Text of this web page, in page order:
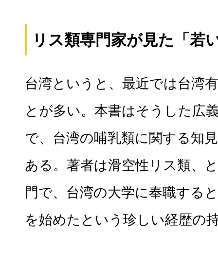
リス類専門家が見た「若
台湾というと、最近では台湾
とが多い。本書はそうした広
で、台湾の哺乳類に関する知
ある。著者は滑空性リス類、
門で、台湾の大学に奉職する
を始めたという珍しい経歴の